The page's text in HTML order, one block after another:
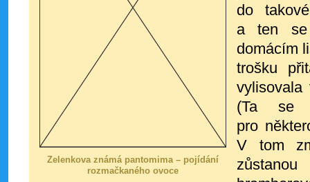
Zelenkova známá pantomima – pojídání
rozmačkaného ovoce
do
a ten se
domácím
trošku
vylisovala
(Ta se
pro
V tom